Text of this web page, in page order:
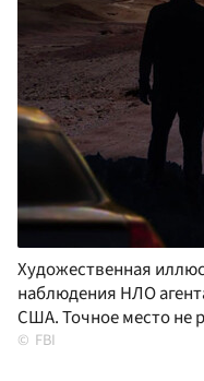
Художественная
наблюдения НЛО
США. Точное место не
FBI